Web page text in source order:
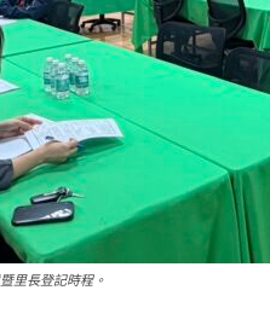
里長登記時程。